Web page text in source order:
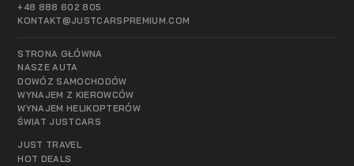
+48 888 602 805
KONTAKT@JUSTCARSPREMIUM.COM
STRONA GŁÓWNA
NASZE AUTA
DOWÓZ SAMOCHODÓW
WYNAJEM Z KIEROWCÓW
WYNAJEM HELIKOPTERÓW
ŚWIAT JUSTCARS
JUST TRAVEL
HOT DEALS